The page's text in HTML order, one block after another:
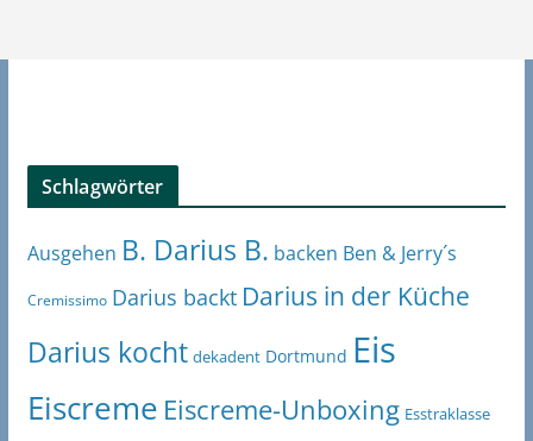
Schlagwörter
Ausgehen B. Darius B. backen Ben & Jerry´s
Cremissimo Darius backt Darius in der Küche
Darius kocht dekadent Dortmund Eis
Eiscreme Eiscreme-Unboxing Esstraklasse